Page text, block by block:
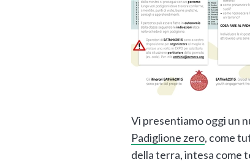
Vi presentiamo oggi un
Padiglione zero, come
della terra, intesa come